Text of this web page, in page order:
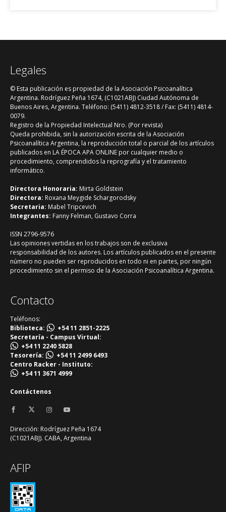
Legales
© Esta publicación es propiedad de la Asociación Psicoanalítica
Argentina. Rodríguez Peña 1674, (C1021ABJ) Ciudad Autónoma de
Buenos Aires, Argentina. Teléfono: (5411) 4812-3518 / Fax: (5411) 4814-
0079.
Registro de la Propiedad Intelectual Nro. (Por revista)
Queda prohibida, sin la autorización escrita de la Asociación
Psicoanalítica Argentina, la reproducción total o parcial de los artículos
publicados en LA ÉPOCA APA ONLINE por cualquier medio o
procedimiento, comprendidos la reprografía y el tratamiento
informático.
Directora Honoraria: Mirta Goldstein
Directora: Roxana Meygide Schargorodsky
Secretaria: Mabel Tripcevich
Integrantes: Fanny Felman, Gustavo Corra
ISSN 2796-9576
Las opiniones vertidas en los trabajos son de exclusiva
responsabilidad de los autores. Los artículos publicados en el presente
número no pueden ser reproducidos en todo ni en partes, por ningún
procedimiento sin el permiso de la Asociación Psicoanalítica Argentina.
Contacto
Teléfonos:
Biblioteca:
+54 11 2851-2225
Secretaría - Campus Virtual:
+54 11 2240 5828
Tesorería:
+54 11 2499 6493
Centro Racker - Instituto:
+54 11 3671 4999
Contáctenos
Dirección: Rodríguez Peña 1674
(C1021ABJ). CABA, Argentina
AFIP